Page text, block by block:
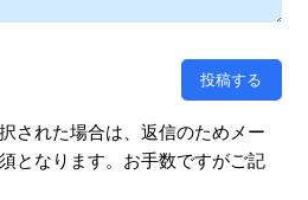
された場合は、返信のためメー
となります。お手数ですがご記